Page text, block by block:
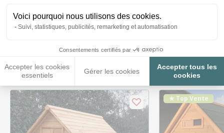
Voici pourquoi nous utilisons des cookies.
Suivi, statistiques, publicités, remarketing et automatisation
Consentements certifiés par
Accepter les cookies
essentiels
Gérer les cookies
Accepter tous les
cookies
Ces produits peuvent vous
★ Top Vente